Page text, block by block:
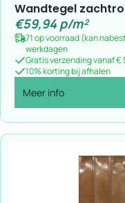
Wandtegel
€59,94 p/m²
71 op voorraad (kan
werkdagen
Gratis verzending vanaf €
10% korting bij afhalen
Meer info